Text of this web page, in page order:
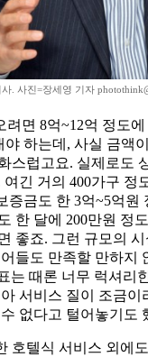
. 사진=장세영 기자
려면 8억~12억 정도
야 하는데, 사실 금액
스럽고요. 실제로도
긴 거의 400가구 정
증금도 한 3억~5억원
한 달에 200만원 정
좋죠. 그런 규모의
들도 만족할 만하지
는 때론 너무 럭셔리
서비스 질이 조금이
없다고 털어놓기도
호텔식 서비스 외에